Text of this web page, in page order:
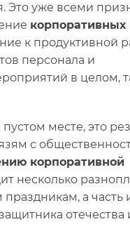
Это уже всеми
корпоративных
к продуктивной
персонала и
в целом,
месте, это
с
корпоративной
несколько
а часть
отечества